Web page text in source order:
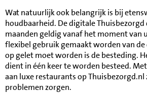
Wat natuurlijk ook belangrijk is bij
houdbaarheid. De digitale Thuisbezorgd
maanden geldig vanaf het moment van
flexibel gebruik gemaakt worden van de
op gelet moet worden is de besteding.
dient in één keer te worden besteed.
aan luxe restaurants op
problemen zorgen.